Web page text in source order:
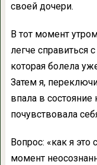
своей дочери.
В тот момент
легче справиться
которая болела
Затем я,
впала в состояние
почувствовала
Вопрос: «как я это
момент